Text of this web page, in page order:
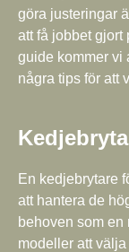
göra justeringar
att få jobbet gjort
guide kommer vi
några tips för att
En kedjebrytare
att hantera de
behoven som en
modeller att